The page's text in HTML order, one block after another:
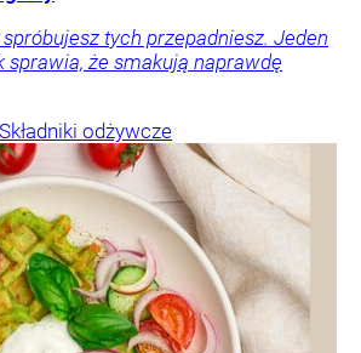
tych przepadniesz. Jeden
sprawia, że smakują naprawdę
Składniki odżywcze